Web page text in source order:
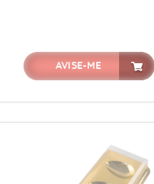
AVISE-ME